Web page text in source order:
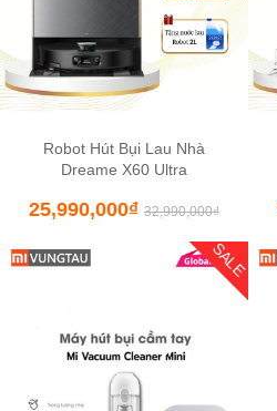
Robot Hút Bụi Lau Nhà
Dreame X60 Ultra
25,990,000₫ 32,990,000₫
SALE